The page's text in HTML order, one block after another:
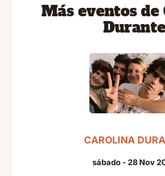
Más eventos
Durante
CAROLINA
sábado - 28 Nov